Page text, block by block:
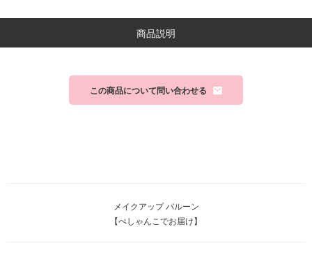
商品説明
この商品について問い合わせる
メイクアップ バルーン
【ぺしゃんこでお届け】